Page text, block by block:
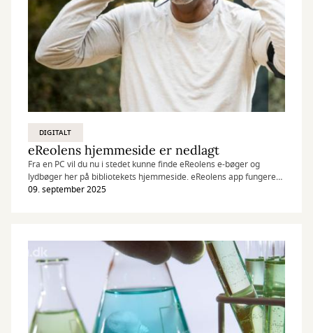
DIGITALT
eReolens hjemmeside er nedlagt
Fra en PC vil du nu i stedet kunne finde eReolens e-bøger og
lydbøger her på bibliotekets hjemmeside. eReolens app fungerer
derimod som den plejer.
09. september 2025